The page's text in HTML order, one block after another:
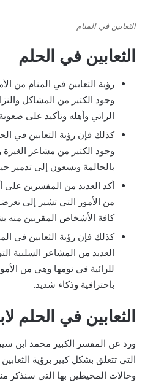
الثعابين في المنام
الثعابين في الحلم
رؤية الثعابين في المنام من
وجود الكثير من المشاكل
الرائي وأهله وتأكيد على
كذلك فإن رؤية الثعابين في
وجود الكثير من مشاعر
بالحالمة ويسعون إلى تدمير
أكد العديد من المفسرين على
من الأمور التي تشير إلى
كافة الأشخاص المقربين منه
كذلك فإن رؤية الثعابين في
العديد من المشاعر السلبية
للرائية في نومها وهي من
باحترافية وذكاء شديد.
الثعابين في الحلم
ورد عن المفسر الكبير محمد ابن
التي تتعلق بشكل كبير برؤية
وحالات المحيطين بها التي سنذكر